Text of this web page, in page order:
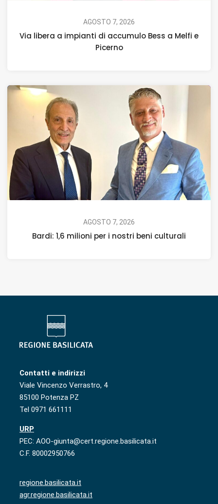
AGOSTO 7, 2026
Via libera a impianti di accumulo Bess a Melfi e
Picerno
AGOSTO 7, 2026
Bardi: 1,6 milioni per i nostri beni culturali
Contatti e indirizzi
Viale Vincenzo Verrastro, 4
85100 Potenza PZ
Tel 0971 661111
URP
PEC: AOO-giunta@cert.regione.basilicata.it
C.F. 80002950766
regione.basilicata.it
agr.regione.basilicata.it